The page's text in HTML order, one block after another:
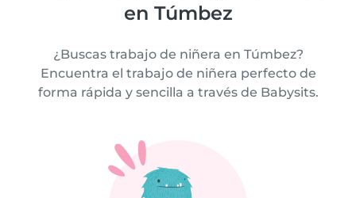
en Túmbez
¿Buscas trabajo de niñera en Túmbez?
Encuentra el trabajo de niñera perfecto de
forma rápida y sencilla a través de Babysits.